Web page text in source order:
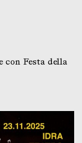
con Festa della